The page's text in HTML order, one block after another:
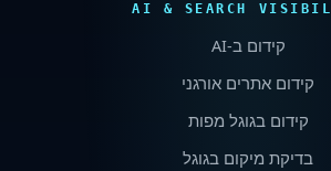
AI & SEARCH
קידום ב-AI
קידום אתרים אורגני
קידום בגוגל מפות
בדיקת מיקום בגוגל